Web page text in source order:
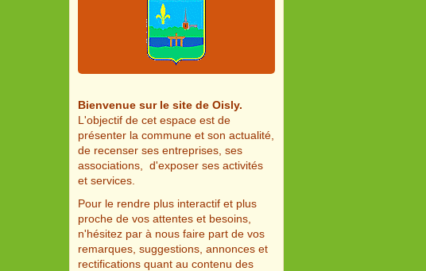
Bienvenue sur le site de Oisly.
L'objectif de cet espace est de
présenter la commune et son actualité,
de recenser ses entreprises, ses
associations, d'exposer ses activités
et services.
Pour le rendre plus interactif et plus
proche de vos attentes et besoins,
n'hésitez par à nous faire part de vos
remarques, suggestions, annonces et
rectifications quant au contenu des